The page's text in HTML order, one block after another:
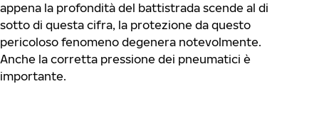
appena la profondità del battistrada scende al di
sotto di questa cifra, la protezione da questo
pericoloso fenomeno degenera notevolmente.
Anche la corretta pressione dei pneumatici è
importante.